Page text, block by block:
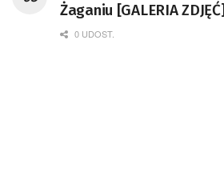
Żaganiu [GALERIA ZDJĘĆ]
0 UDOST.